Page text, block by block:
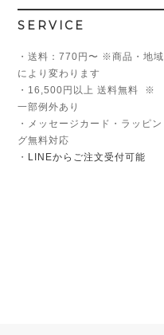
SERVICE
・送料：770円〜 ※商品・地域
により変わります
・16,500円以上 送料無料 ※
一部例外あり
・メッセージカード・ラッピン
グ無料対応
・ LINEからご注文受付可能